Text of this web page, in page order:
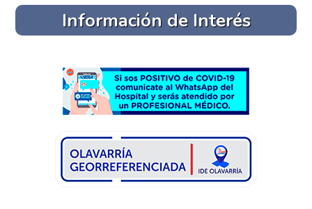
Información de Interés